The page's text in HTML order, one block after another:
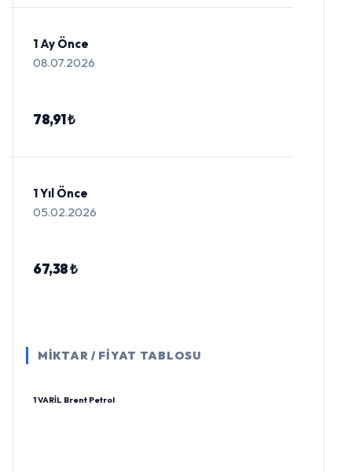
1 Ay Önce
08.07.2026
78,91 ₺
1 Yıl Önce
05.02.2026
67,38 ₺
MİKTAR / FİYAT TABLOSU
1 VARİL Brent Petrol